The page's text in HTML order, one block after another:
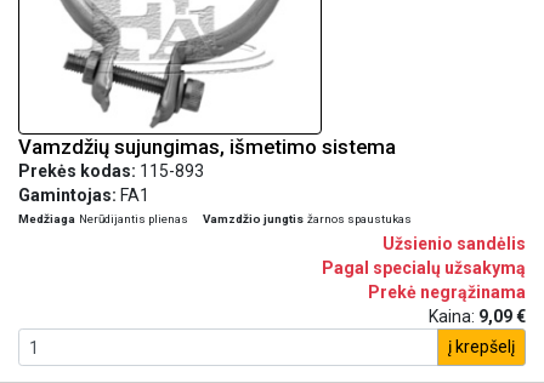
Vamzdžių sujungimas, išmetimo sistema
Prekės kodas: 115-893
Gamintojas: FA1
Medžiaga Nerūdijantis plienas Vamzdžio jungtis žarnos spaustukas
Užsienio sandėlis
Pagal specialų užsakymą
Prekė negrąžinama
Kaina: 9,09 €
į krepšelį